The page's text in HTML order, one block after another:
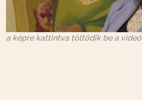
a képre kattintva töltődik be a videó